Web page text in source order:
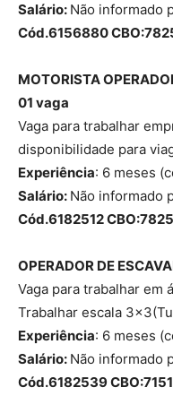
Salário: Não informado
Cód.6156880
MOTORISTA
01 vaga
Vaga para trabalhar
disponibilidade para
Experiência: 6 meses
Salário: Não informado
Cód.6182512
OPERADOR DE
Vaga para trabalhar em
Trabalhar escala
Experiência: 6 meses
Salário: Não informado
Cód.6182539